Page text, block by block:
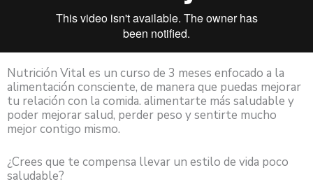
Nutrición Vital es un curso de 3 meses enfocado a la
alimentación consciente, de manera que puedas mejorar
tu relación con la comida. alimentarte más saludable y
poder mejorar salud, perder peso y sentirte mucho
mejor contigo mismo.
¿Crees que te compensa llevar un estilo de vida poco
saludable?